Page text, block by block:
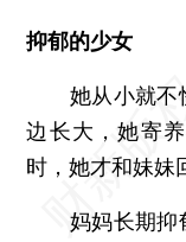
抑郁的少女
她从小就不快
边长大，她寄
时，她才和妹妹
妈妈长期抑郁